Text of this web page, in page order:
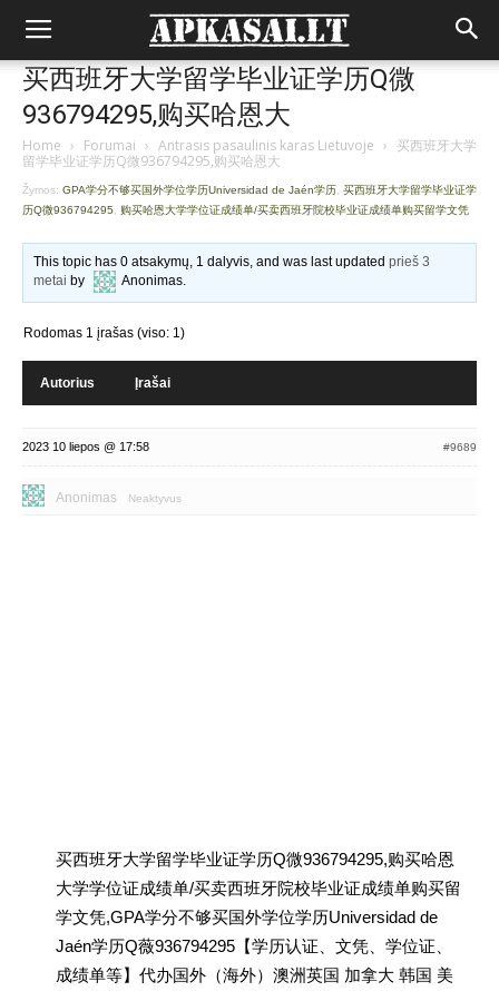
买西班牙大学留学毕业证学历Q微
936794295,购买哈恩大
Home › Forumai › Antrasis pasaulinis karas Lietuvoje › 买西班牙大学
留学毕业证学历Q微936794295,购买哈恩大
Žymos: GPA学分不够买国外学位学历Universidad de Jaén学历 买西班牙大学留学毕业证学
历Q微936794295
购买哈恩大学学位证成绩单/买卖西班牙院校毕业证成绩单购买留学文凭
This topic has 0 atsakymų, 1 dalyvis, and was last updatedprieš 3
metai by Anonimas.
Rodomas 1 įrašas (viso: 1)
Autorius Įrašai
2023 10 liepos @ 17:58 #9689
Anonimas Neaktyvus
买西班牙大学留学毕业证学历Q微936794295,购买哈恩
大学学位证成绩单/买卖西班牙院校毕业证成绩单购买留
学文凭,GPA学分不够买国外学位学历Universidad de
Jaén学历Q薇936794295【学历认证、文凭、学位证、
成绩单等】代办国外（海外）澳洲英国 加拿大 韩国 美